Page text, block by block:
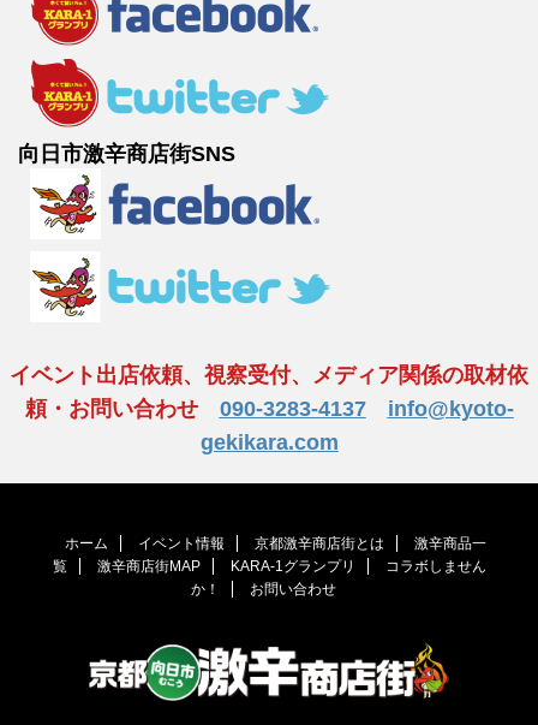
向日市激辛商店街SNS
イベント出店依頼、視察受付、メディア関係の取材依
頼・お問い合わせ 090-3283-4137
info@kyoto-
gekikara.com
ホーム イベント情報 京都激辛商店街とは
激辛商品一
覧
激辛商店街MAP KARA-1グランプリ
コラボしません
か！
お問い合わせ